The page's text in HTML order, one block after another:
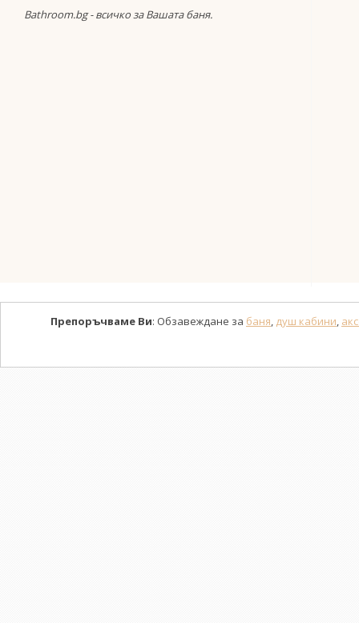
Bathroom.bg - всичко за Вашата баня.
Препоръчваме Ви: Обзавеждане за баня, душ кабини,